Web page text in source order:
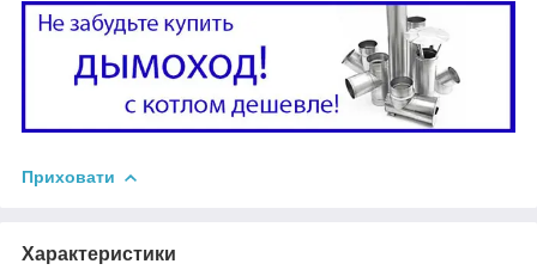
Приховати
Характеристики